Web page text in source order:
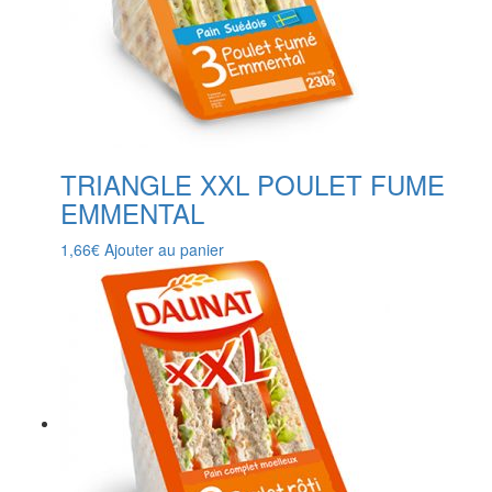
TRIANGLE XXL POULET FUME
EMMENTAL
1,66€ Ajouter au panier